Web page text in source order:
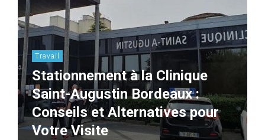
Travail
Stationnement à la Clinique
Saint-Augustin Bordeaux :
Conseils et Alternatives pour
Votre Visite